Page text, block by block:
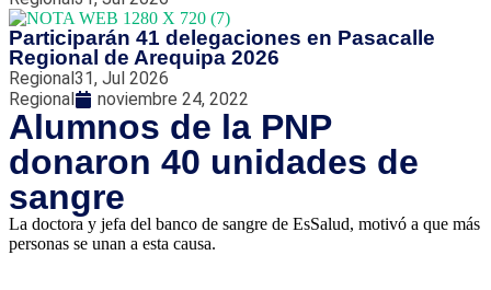
Participarán 41 delegaciones en Pasacalle
Regional de Arequipa 2026
Regional 31, Jul 2026
Regional
noviembre 24, 2022
Alumnos de la PNP
donaron 40 unidades de
sangre
La doctora y jefa del banco de sangre de EsSalud, motivó a que más
personas se unan a esta causa.